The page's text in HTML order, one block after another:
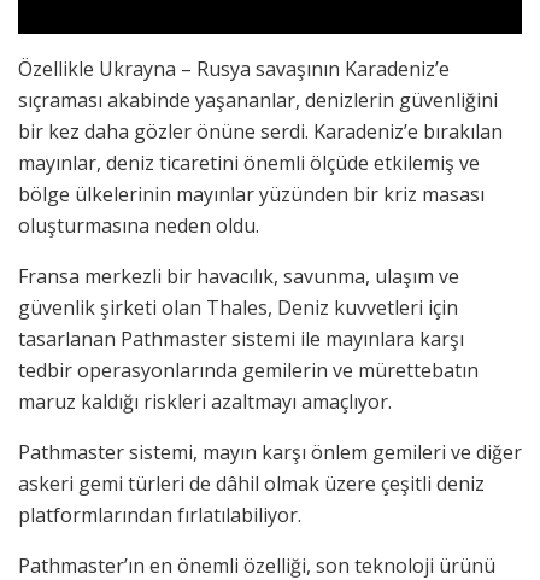
Özellikle Ukrayna – Rusya savaşının Karadeniz’e
sıçraması akabinde yaşananlar, denizlerin güvenliğini
bir kez daha gözler önüne serdi. Karadeniz’e bırakılan
mayınlar, deniz ticaretini önemli ölçüde etkilemiş ve
bölge ülkelerinin mayınlar yüzünden bir kriz masası
oluşturmasına neden oldu.
Fransa merkezli bir havacılık, savunma, ulaşım ve
güvenlik şirketi olan Thales, Deniz kuvvetleri için
tasarlanan Pathmaster sistemi ile mayınlara karşı
tedbir operasyonlarında gemilerin ve mürettebatın
maruz kaldığı riskleri azaltmayı amaçlıyor.
Pathmaster sistemi, mayın karşı önlem gemileri ve diğer
askeri gemi türleri de dâhil olmak üzere çeşitli deniz
platformlarından fırlatılabiliyor.
Pathmaster’ın en önemli özelliği, son teknoloji ürünü